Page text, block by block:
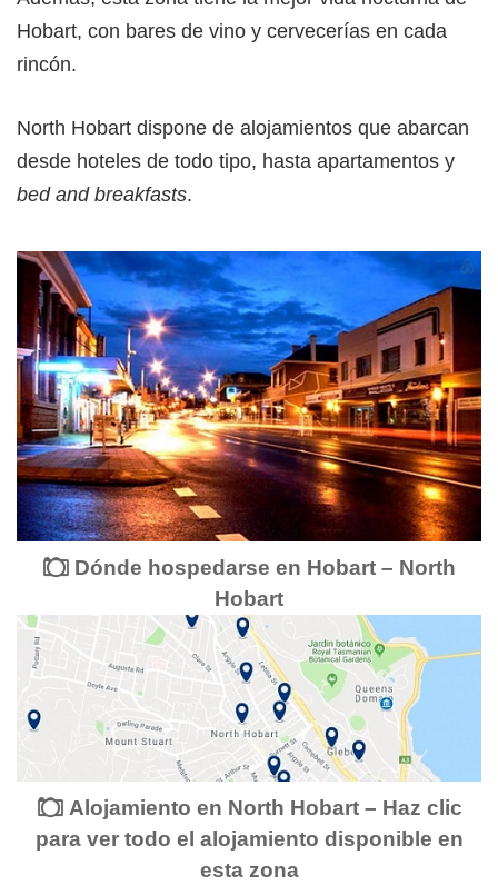
Hobart, con bares de vino y cervecerías en cada
rincón.
North Hobart dispone de alojamientos que abarcan
desde hoteles de todo tipo, hasta apartamentos y
bed and breakfasts.
Dónde hospedarse en Hobart – North
Hobart
Alojamiento en North Hobart – Haz clic
para ver todo el alojamiento disponible en
esta zona